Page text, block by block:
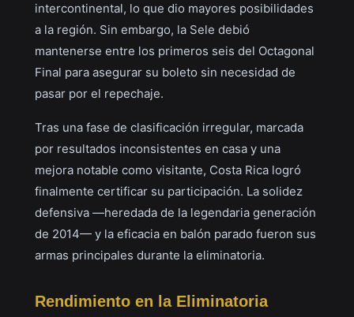
intercontinental, lo que dio mayores posibilidades
a la región. Sin embargo, la Sele debió
mantenerse entre los primeros seis del Octagonal
Final para asegurar su boleto sin necesidad de
pasar por el repechaje.
Tras una fase de clasificación irregular, marcada
por resultados inconsistentes en casa y una
mejora notable como visitante, Costa Rica logró
finalmente certificar su participación. La solidez
defensiva —heredada de la legendaria generación
de 2014— y la eficacia en balón parado fueron sus
armas principales durante la eliminatoria.
Rendimiento en la Eliminatoria